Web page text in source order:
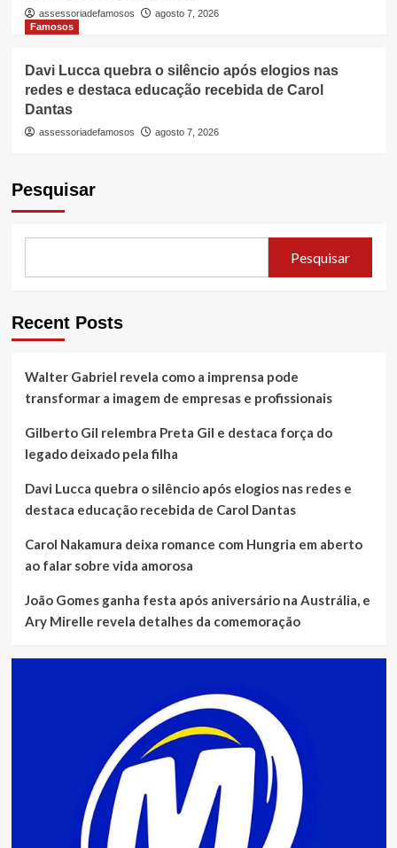
assessoriadefamosos
agosto 7, 2026
Famosos
Davi Lucca quebra o silêncio após elogios nas
redes e destaca educação recebida de Carol
Dantas
assessoriadefamosos agosto 7, 2026
Pesquisar
Pesquisar
Recent Posts
Walter Gabriel revela como a imprensa pode
transformar a imagem de empresas e profissionais
Gilberto Gil relembra Preta Gil e destaca força do
legado deixado pela filha
Davi Lucca quebra o silêncio após elogios nas redes e
destaca educação recebida de Carol Dantas
Carol Nakamura deixa romance com Hungria em aberto
ao falar sobre vida amorosa
João Gomes ganha festa após aniversário na Austrália, e
Ary Mirelle revela detalhes da comemoração